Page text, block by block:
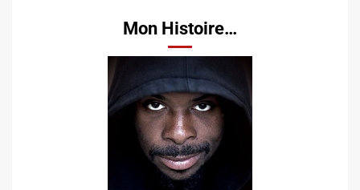
Mon Histoire…